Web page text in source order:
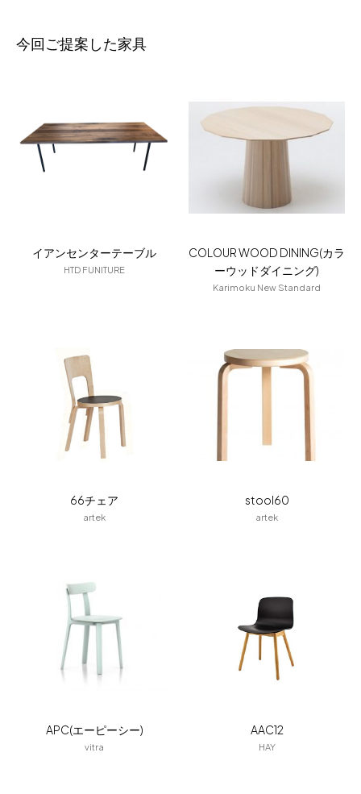
今回ご提案した家具
イアンセンターテーブル
HTD FUNITURE
COLOUR WOOD DINING(カラ
ーウッドダイニング)
Karimoku New Standard
66チェア
artek
stool60
artek
APC(エーピーシー)
vitra
AAC12
HAY